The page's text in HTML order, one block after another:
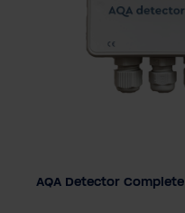
AQA Detector Complete